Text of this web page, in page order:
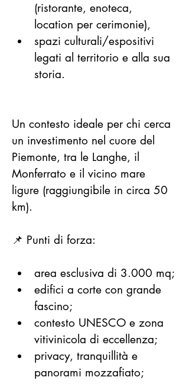
(ristorante, enoteca,
location per cerimonie),
spazi culturali/espositivi
legati al territorio e alla sua
storia.
Un contesto ideale per chi cerca
un investimento nel cuore del
Piemonte, tra le Langhe, il
Monferrato e il vicino mare
ligure (raggiungibile in circa 50
km).
📌 Punti di forza:
area esclusiva di 3.000 mq;
edifici a corte con grande
fascino;
contesto UNESCO e zona
vitivinicola di eccellenza;
privacy, tranquillità e
panorami mozzafiato;